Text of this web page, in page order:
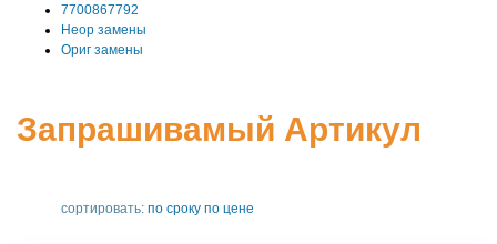
7700867792
Неор замены
Ориг замены
Запрашивамый Артикул
сортировать: по сроку по цене